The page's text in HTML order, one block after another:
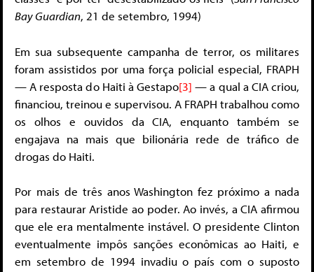
Bay Guardian, 21 de setembro, 1994)
Em sua subsequente campanha de terror, os militares
foram assistidos por uma força policial especial, FRAPH
— A resposta do Haiti à Gestapo[3] — a qual a CIA criou,
financiou, treinou e supervisou. A FRAPH trabalhou como
os olhos e ouvidos da CIA, enquanto também se
engajava na mais que bilionária rede de tráfico de
drogas do Haiti.
Por mais de três anos Washington fez próximo a nada
para restaurar Aristide ao poder. Ao invés, a CIA afirmou
que ele era mentalmente instável. O presidente Clinton
eventualmente impôs sanções econômicas ao Haiti, e
em setembro de 1994 invadiu o país com o suposto